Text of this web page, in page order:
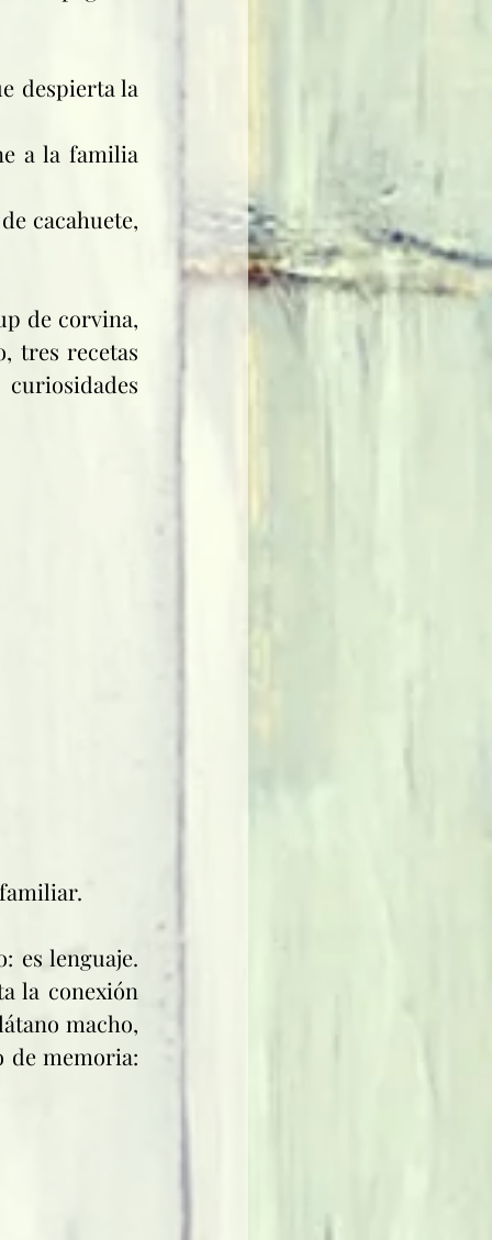
despierta la
a la familia
cacahuete,
de corvina,
tres recetas
es lenguaje.
la conexión
macho,
de memoria: